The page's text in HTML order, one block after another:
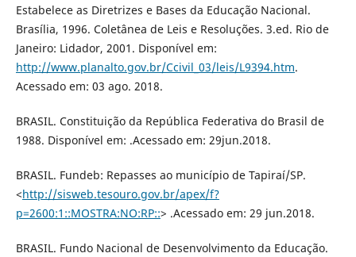
Estabelece as Diretrizes e Bases da Educação Nacional.
Brasília, 1996. Coletânea de Leis e Resoluções. 3.ed. Rio de
Janeiro: Lidador, 2001. Disponível em:
http://www.planalto.gov.br/Ccivil_03/leis/L9394.htm.
Acessado em: 03 ago. 2018.
BRASIL. Constituição da República Federativa do Brasil de
1988. Disponível em: .Acessado em: 29jun.2018.
BRASIL. Fundeb: Repasses ao município de Tapiraí/SP.
<http://sisweb.tesouro.gov.br/apex/f?
p=2600:1::MOSTRA:NO:RP::> .Acessado em: 29 jun.2018.
BRASIL. Fundo Nacional de Desenvolvimento da Educação.